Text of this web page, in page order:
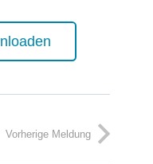
Vorherige Meldung